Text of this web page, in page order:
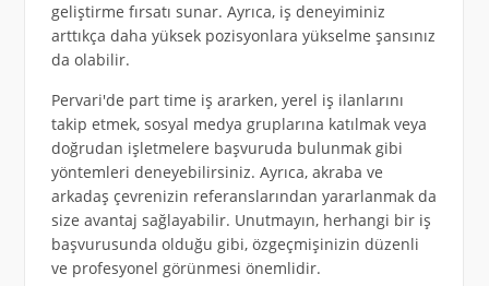
geliştirme fırsatı sunar. Ayrıca, iş deneyiminiz
arttıkça daha yüksek pozisyonlara yükselme şansınız
da olabilir.
Pervari'de part time iş ararken, yerel iş ilanlarını
takip etmek, sosyal medya gruplarına katılmak veya
doğrudan işletmelere başvuruda bulunmak gibi
yöntemleri deneyebilirsiniz. Ayrıca, akraba ve
arkadaş çevrenizin referanslarından yararlanmak da
size avantaj sağlayabilir. Unutmayın, herhangi bir iş
başvurusunda olduğu gibi, özgeçmişinizin düzenli
ve profesyonel görünmesi önemlidir.